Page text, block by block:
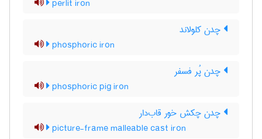
perlit iron
چدن کلولاند
phosphoric iron
چدن پُر فسفر
phosphoric pig iron
چدن چکش خور قاب‌دار
picture-frame malleable cast iron